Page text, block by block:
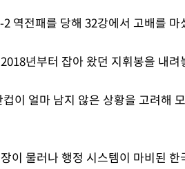
역전패를 당해 32강에서 고배를 마
년부터 잡아 왔던 지휘봉을 내
이 얼마 남지 않은 상황을 고려해
이 물러나 행정 시스템이 마비된